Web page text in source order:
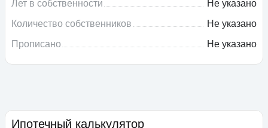
Лет в собственности
Не указано
Количество собственников
Не указано
Прописано
Не указано
Ипотечный калькулятор